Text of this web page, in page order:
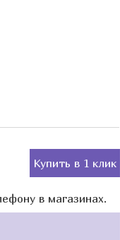
Купить в 1 клик
в магазинах.